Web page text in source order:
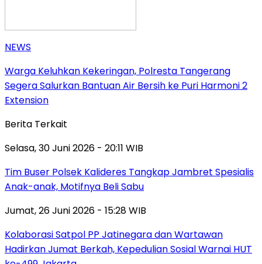
NEWS
Warga Keluhkan Kekeringan, Polresta Tangerang
Segera Salurkan Bantuan Air Bersih ke Puri Harmoni 2
Extension
Berita Terkait
Selasa, 30 Juni 2026 - 20:11 WIB
Tim Buser Polsek Kalideres Tangkap Jambret Spesialis
Anak-anak, Motifnya Beli Sabu
Jumat, 26 Juni 2026 - 15:28 WIB
Kolaborasi Satpol PP Jatinegara dan Wartawan
Hadirkan Jumat Berkah, Kepedulian Sosial Warnai HUT